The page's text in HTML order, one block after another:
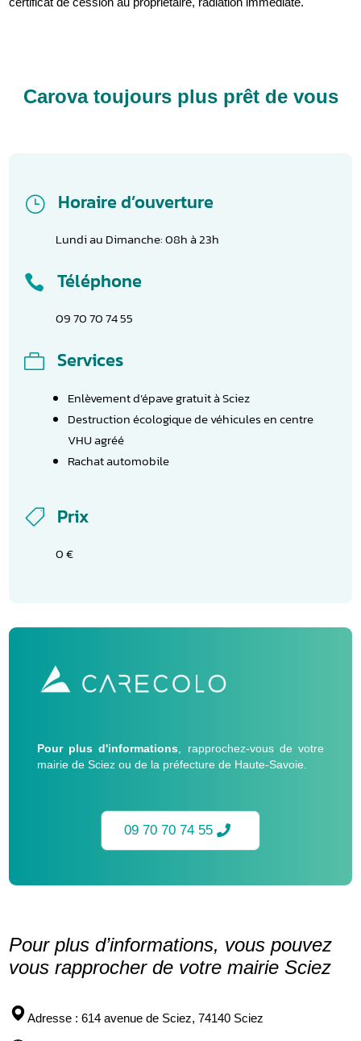
Carova toujours plus prêt de vous
} Horaire d’ouverture
Lundi au Dimanche: 08h à 23h
 Téléphone
09 70 70 74 55
 Services
Enlèvement d’épave gratuit à Sciez
Destruction écologique de véhicules en centre
VHU agréé
Rachat automobile
 Prix
0 €
Pour plus d'informations, rapprochez-vous de votre
mairie de Sciez ou de la préfecture de Haute-Savoie.
09 70 70 74 55
Pour plus d’informations, vous pouvez
vous rapprocher de votre mairie Sciez
Adresse : 614 avenue de Sciez, 74140 Sciez